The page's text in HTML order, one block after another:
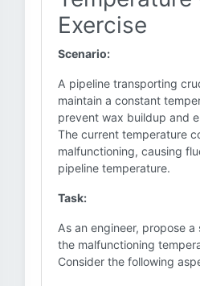
Exercise
Scenario:
A pipeline transporting
maintain a constant
prevent wax buildup and
The current temperature
malfunctioning, causing
pipeline temperature.
Task:
As an engineer, propose
the malfunctioning
Consider the following